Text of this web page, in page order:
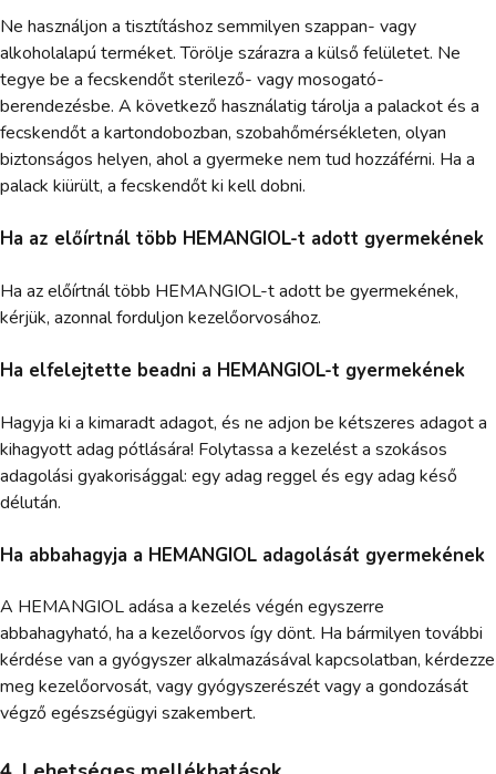
Ne használjon a tisztításhoz semmilyen szappan- vagy
alkoholalapú terméket. Törölje szárazra a külső felületet. Ne
tegye be a fecskendőt sterilező- vagy mosogató-
berendezésbe. A következő használatig tárolja a palackot és a
fecskendőt a kartondobozban, szobahőmérsékleten, olyan
biztonságos helyen, ahol a gyermeke nem tud hozzáférni. Ha a
palack kiürült, a fecskendőt ki kell dobni.
Ha az előírtnál több HEMANGIOL-t adott gyermekének
Ha az előírtnál több HEMANGIOL-t adott be gyermekének,
kérjük, azonnal forduljon kezelőorvosához.
Ha elfelejtette beadni a HEMANGIOL-t gyermekének
Hagyja ki a kimaradt adagot, és ne adjon be kétszeres adagot a
kihagyott adag pótlására! Folytassa a kezelést a szokásos
adagolási gyakorisággal: egy adag reggel és egy adag késő
délután.
Ha abbahagyja a HEMANGIOL adagolását gyermekének
A HEMANGIOL adása a kezelés végén egyszerre
abbahagyható, ha a kezelőorvos így dönt. Ha bármilyen további
kérdése van a gyógyszer alkalmazásával kapcsolatban, kérdezze
meg kezelőorvosát, vagy gyógyszerészét vagy a gondozását
végző egészségügyi szakembert.